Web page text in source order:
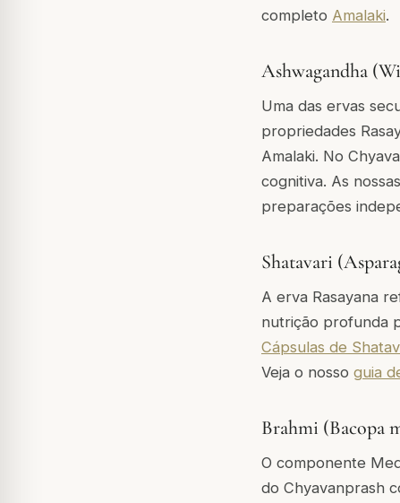
completo Amalaki.
Ashwagandha
Uma das ervas
propriedades
Amalaki. No
cognitiva. As nossas
preparações
Shatavari
A erva Rasayana
nutrição profunda
Cápsulas de
Veja o nosso guia
Brahmi (Bacopa
O componente
do Chyavanprash